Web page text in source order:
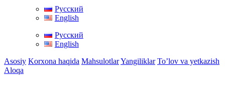
Русский
English
Русский
English
Asosiy Korxona haqida MahsulotlarYangiliklar To’lov va yetkazish
Aloqa